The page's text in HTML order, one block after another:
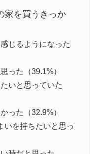
家を買うきっか
じるようになった
った（39.1%）
いと思っていた
った（32.9%）
いを持ちたいと思っ